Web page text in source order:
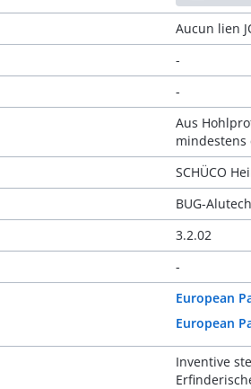
Aucun lien
-
-
Aus
mindestens
SCHÜCO
BUG-
3.2.02
-
European
European
Inventive